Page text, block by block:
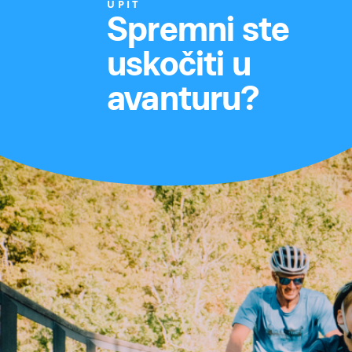
UPIT
Spremni ste
uskočiti u
avanturu?